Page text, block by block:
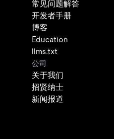
常见问题解答
开发者手册
博客
Education
llms.txt
公司
关于我们
招贤纳士
新闻报道